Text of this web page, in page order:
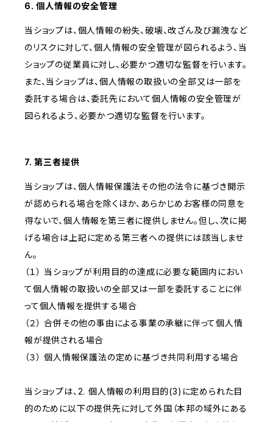
6. 個人情報の安全管理
当ショップは、個人情報の紛失、破壊、改ざん及び漏洩など
のリスクに対して、個人情報の安全管理が図られるよう、当
ショップの従業員に対し、必要かつ適切な監督を行います。
また、当ショップは、個人情報の取扱いの全部又は一部を
委託する場合は、委託先において個人情報の安全管理が
図られるよう、必要かつ適切な監督を行います。
7. 第三者提供
当ショップは、個人情報保護法その他の法令に基づき開示
が認められる場合を除くほか、あらかじめお客様の同意を
得ないで、個人情報を第三者に提供しません。但し、次に掲
げる場合は上記に定める第三者への提供には該当しませ
ん。
（１） 当ショップが利用目的の達成に必要な範囲内におい
て個人情報の取扱いの全部又は一部を委託することに伴
って個人情報を提供する場合
（２） 合併その他の事由による事業の承継に伴って個人情
報が提供される場合
（３） 個人情報保護法の定めに基づき共同利用する場合
当ショップは、2. 個人情報の利用目的(3)に定められた目
的のために以下の提供先に対して外国（本邦の域外にある